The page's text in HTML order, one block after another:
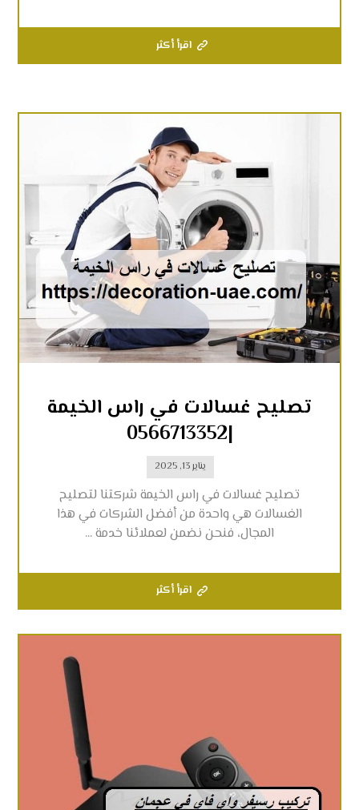
اقرأ أكثر
تصليح غسالات في راس الخيمة
|0566713352
يناير 13, 2025
تصليح غسالات في راس الخيمة شركتنا لتصليح
الغسالات هي واحدة من أفضل الشركات في هذا
المجال، فنحن نضمن لعملائنا خدمة ...
اقرأ أكثر